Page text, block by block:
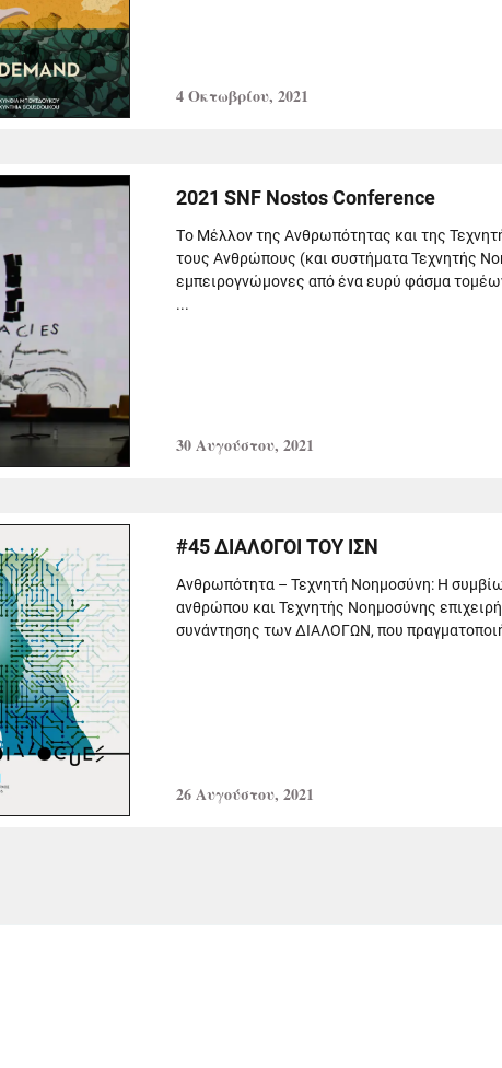
4 Οκτωβρίου, 2021
2021 SNF Nostos Conference
Tο Μέλλον της Ανθρωπότητας και της
τους Ανθρώπους (και συστήματα Τεχνητής
εμπειρογνώμονες από ένα ευρύ φάσμα
...
30 Αυγούστου, 2021
#45 ΔΙΑΛΟΓΟΙ ΤΟΥ ΙΣΝ
Ανθρωπότητα – Τεχνητή Νοημοσύνη: Η
ανθρώπου και Τεχνητής Νοημοσύνης
συνάντησης των ΔΙΑΛΟΓΩΝ, που
26 Αυγούστου, 2021